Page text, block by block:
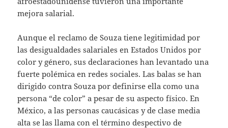
mejora salarial.
Aunque el reclamo de Souza tiene legitimidad por
las desigualdades salariales en Estados Unidos por
color y género, sus declaraciones han levantado una
fuerte polémica en redes sociales. Las balas se han
dirigido contra Souza por definirse ella como una
persona “de color” a pesar de su aspecto físico. En
México, a las personas caucásicas y de clase media
alta se las llama con el término despectivo de